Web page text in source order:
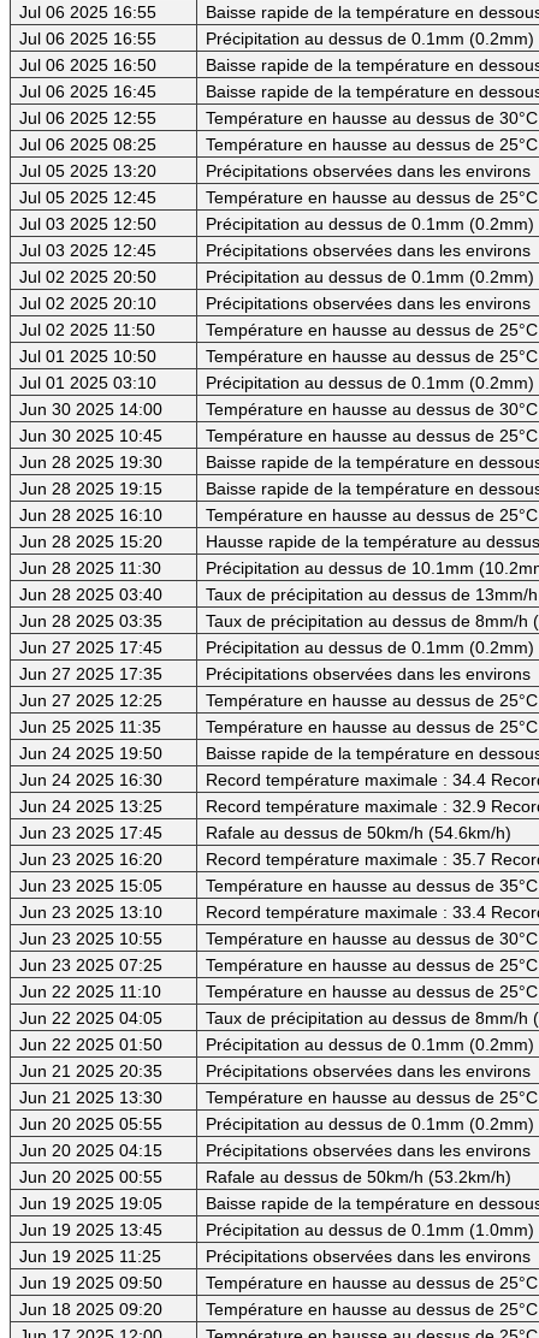
Jul 06 2025 16:55
Baisse rapide de la température en
Jul 06 2025 16:55
Précipitation au dessus de 0.1mm (0.2mm)
Jul 06 2025 16:50
Baisse rapide de la température en
Jul 06 2025 16:45
Baisse rapide de la température en
Jul 06 2025 12:55
Température en hausse au dessus de
Jul 06 2025 08:25
Température en hausse au dessus de
Jul 05 2025 13:20
Précipitations observées dans les environs
Jul 05 2025 12:45
Température en hausse au dessus de
Jul 03 2025 12:50
Précipitation au dessus de 0.1mm
Jul 03 2025 12:45
Précipitations observées dans les environs
Jul 02 2025 20:50
Précipitation au dessus de 0.1mm
Jul 02 2025 20:10
Précipitations observées dans les environs
Jul 02 2025 11:50
Température en hausse au dessus de
Jul 01 2025 10:50
Température en hausse au dessus de
Jul 01 2025 03:10
Précipitation au dessus de 0.1mm
Jun 30 2025 14:00
Température en hausse au dessus de
Jun 30 2025 10:45
Température en hausse au dessus de
Jun 28 2025 19:30
Baisse rapide de la température en
Jun 28 2025 19:15
Baisse rapide de la température en
Jun 28 2025 16:10
Température en hausse au dessus de
Jun 28 2025 15:20
Hausse rapide de la température au
Jun 28 2025 11:30
Précipitation au dessus de 10.1mm
Jun 28 2025 03:40
Taux de précipitation au dessus de 13mm/
Jun 28 2025 03:35
Taux de précipitation au dessus de 8mm/h
Jun 27 2025 17:45
Précipitation au dessus de 0.1mm
Jun 27 2025 17:35
Précipitations observées dans les environs
Jun 27 2025 12:25
Température en hausse au dessus de
Jun 25 2025 11:35
Température en hausse au dessus de
Jun 24 2025 19:50
Baisse rapide de la température en
Jun 24 2025 16:30
Record température maximale : 34.4
Jun 24 2025 13:25
Record température maximale : 32.9
Jun 23 2025 17:45
Rafale au dessus de 50km/h (54.6km/h)
Jun 23 2025 16:20
Record température maximale : 35.7
Jun 23 2025 15:05
Température en hausse au dessus de
Jun 23 2025 13:10
Record température maximale : 33.4
Jun 23 2025 10:55
Température en hausse au dessus de
Jun 23 2025 07:25
Température en hausse au dessus de
Jun 22 2025 11:10
Température en hausse au dessus de
Jun 22 2025 04:05
Taux de précipitation au dessus de 8mm/h
Jun 22 2025 01:50
Précipitation au dessus de 0.1mm
Jun 21 2025 20:35
Précipitations observées dans les environs
Jun 21 2025 13:30
Température en hausse au dessus de
Jun 20 2025 05:55
Précipitation au dessus de 0.1mm
Jun 20 2025 04:15
Précipitations observées dans les environs
Jun 20 2025 00:55
Rafale au dessus de 50km/h (53.2km/h)
Jun 19 2025 19:05
Baisse rapide de la température en
Jun 19 2025 13:45
Précipitation au dessus de 0.1mm
Jun 19 2025 11:25
Précipitations observées dans les environs
Jun 19 2025 09:50
Température en hausse au dessus de
Jun 18 2025 09:20
Température en hausse au dessus de